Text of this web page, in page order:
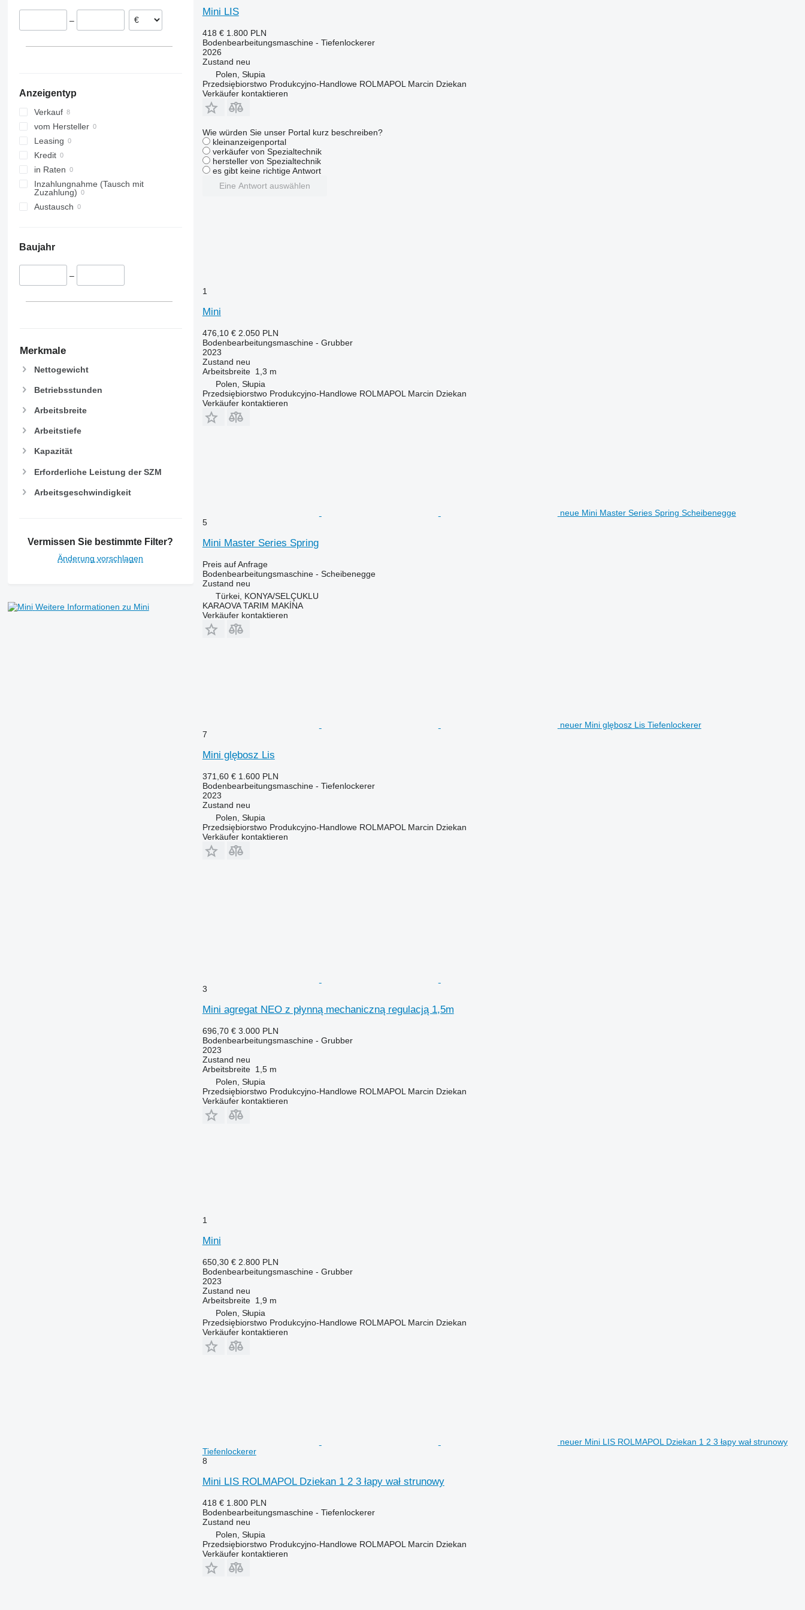
Smaragd
VariDiamant
Zirkon
–
Anzeigentyp
Verkauf
vom Hersteller
Leasing
Kredit
in Raten
Inzahlungnahme (Tausch mit
Zuzahlung)
Austausch
Baujahr
–
Merkmale
Nettogewicht
Betriebsstunden
Arbeitsbreite
Arbeitstiefe
Kapazität
Erforderliche Leistung der SZM
Arbeitsgeschwindigkeit
Vermissen Sie bestimmte Filter?
Änderung vorschlagen
Weitere Informationen zu Mini
Mini LIS
418 € 1.800 PLN
Bodenbearbeitungsmaschine - Tiefenlockerer
2026
Zustand neu
Polen, Słupia
Przedsiębiorstwo Produkcyjno-Handlowe ROLMAPOL Marcin Dziekan
Verkäufer kontaktieren
Wie würden Sie unser Portal kurz beschreiben?
kleinanzeigenportal
verkäufer von Spezialtechnik
hersteller von Spezialtechnik
es gibt keine richtige Antwort
Eine Antwort auswählen
1
Mini
476,10 € 2.050 PLN
Bodenbearbeitungsmaschine - Grubber
2023
Zustand neu
Arbeitsbreite 1,3 m
Polen, Słupia
Przedsiębiorstwo Produkcyjno-Handlowe ROLMAPOL Marcin Dziekan
Verkäufer kontaktieren
neue Mini Master Series Spring Scheibenegge
5
Mini Master Series Spring
Preis auf Anfrage
Bodenbearbeitungsmaschine - Scheibenegge
Zustand neu
Türkei, KONYA/SELÇUKLU
KARAOVA TARIM MAKİNA
Verkäufer kontaktieren
neuer Mini glębosz Lis Tiefenlockerer
7
Mini glębosz Lis
371,60 € 1.600 PLN
Bodenbearbeitungsmaschine - Tiefenlockerer
2023
Zustand neu
Polen, Słupia
Przedsiębiorstwo Produkcyjno-Handlowe ROLMAPOL Marcin Dziekan
Verkäufer kontaktieren
3
Mini agregat NEO z płynną mechaniczną regulacją 1,5m
696,70 € 3.000 PLN
Bodenbearbeitungsmaschine - Grubber
2023
Zustand neu
Arbeitsbreite 1,5 m
Polen, Słupia
Przedsiębiorstwo Produkcyjno-Handlowe ROLMAPOL Marcin Dziekan
Verkäufer kontaktieren
1
Mini
650,30 € 2.800 PLN
Bodenbearbeitungsmaschine - Grubber
2023
Zustand neu
Arbeitsbreite 1,9 m
Polen, Słupia
Przedsiębiorstwo Produkcyjno-Handlowe ROLMAPOL Marcin Dziekan
Verkäufer kontaktieren
neuer Mini LIS ROLMAPOL Dziekan 1 2 3 łapy wał strunowy
Tiefenlockerer
8
Mini LIS ROLMAPOL Dziekan 1 2 3 łapy wał strunowy
418 € 1.800 PLN
Bodenbearbeitungsmaschine - Tiefenlockerer
Zustand neu
Polen, Słupia
Przedsiębiorstwo Produkcyjno-Handlowe ROLMAPOL Marcin Dziekan
Verkäufer kontaktieren